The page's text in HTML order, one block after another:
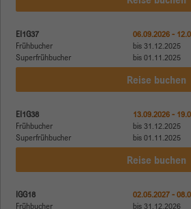
EI1G37
Frühbucher
Superfrühbucher
06.09.2026 -
bis 31.12.2025
bis 01.11.2025
Reise buchen
EI1G38
Frühbucher
Superfrühbucher
13.09.2026 -
bis 31.12.2025
bis 01.11.2025
Reise buchen
IGG18
Frühbucher
02.05.2027 -
bis 31.12.2026